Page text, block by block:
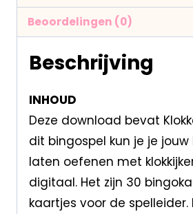
Beoordelingen (0)
Beschrijving
INHOUD
Deze download bevat
dit bingospel kun je je jouw
laten oefenen met
digitaal. Het zijn 30
kaartjes voor de spelleider.